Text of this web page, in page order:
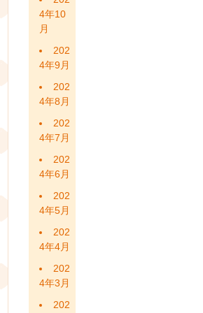
4年10
月
202
4年9月
202
4年8月
202
4年7月
202
4年6月
202
4年5月
202
4年4月
202
4年3月
202